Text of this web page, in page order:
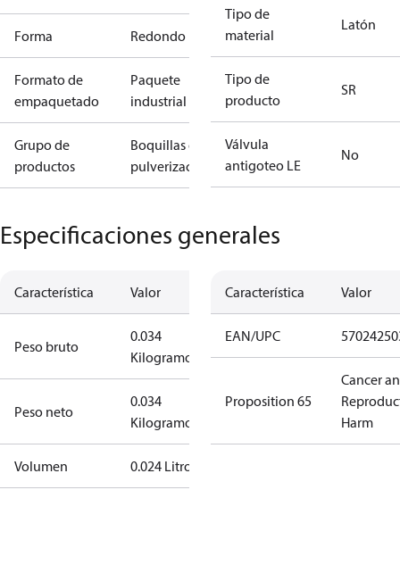
Forma Redondo
Formato de
empaquetado
Paquete
industrial
Grupo de
productos
Boquillas de
pulverización
Tipo de
material
Latón
Tipo de
producto
SR
Válvula
antigoteo LE
No
Especificaciones generales
Característica Valor
Peso bruto
0.034
Kilogramo
Peso neto
0.034
Kilogramo
Volumen 0.024 Litro
Característica Valor
EAN/UPC
Proposition 65
Cancer
Harm